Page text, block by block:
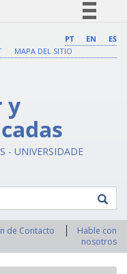
Comunica BR
Legislação
Canais
PT EN
ES
MAPA DEL SITIO
y
- UNIVERSIDADE
de Contacto
Hable con
nosotros